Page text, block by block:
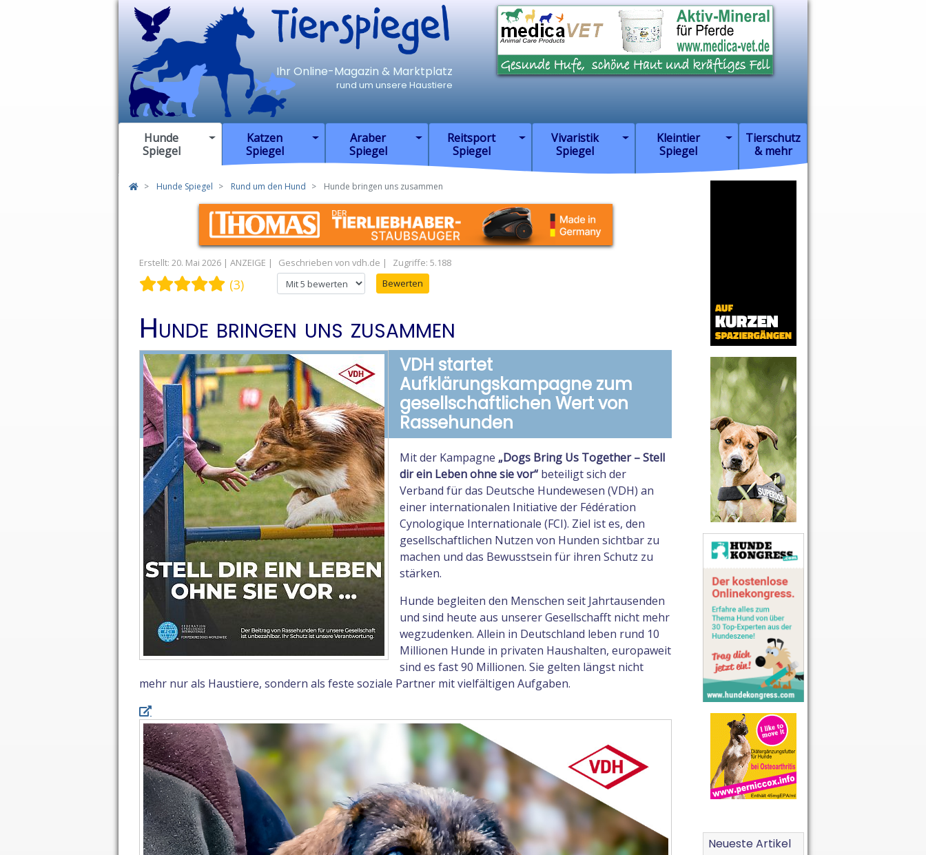
TierSpiegel
Ihr Online-Magazin & Marktplatz
rund um unsere Haustiere
Hunde
Spiegel
Katzen
Spiegel
Araber
Spiegel
Reitsport
Spiegel
Vivaristik
Spiegel
Kleintier
Spiegel
Tierschutz
& mehr
Hunde Spiegel Rund um den Hund Hunde bringen uns zusammen
Erstellt: 20. Mai 2026 Geschrieben von vdh.de Zugriffe: 5.188
Bewertung:5/5 (3)Bitte bewerten
Hunde bringen uns zusammen
VDH startet
Aufklärungskampagne zum
gesellschaftlichen Wert von
Rassehunden
Mit der Kampagne „Dogs Bring Us Together – Stell
dir ein Leben ohne sie vor“beteiligt sich der
Verband für das Deutsche Hundewesen (VDH) an
einer internationalen Initiative der Fédération
Cynologique Internationale (FCI). Ziel ist es, den
gesellschaftlichen Nutzen von Hunden sichtbar zu
machen und das Bewusstsein für ihren Schutz zu
stärken.
Hunde begleiten den Menschen seit Jahrtausenden
und sind heute aus unserer Gesellschafft nicht mehr
wegzudenken. Allein in Deutschland leben rund 10
Millionen Hunde in privaten Haushalten, europaweit
sind es fast 90 Millionen. Sie gelten längst nicht
mehr nur als Haustiere, sondern als feste soziale Partner mit vielfältigen Aufgaben.
Neueste Artikel